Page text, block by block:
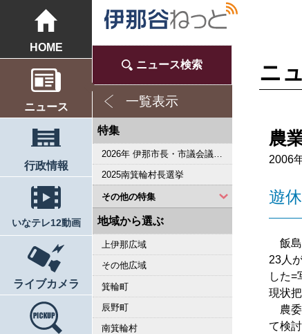
HOME
ニュース
行政情報
いなテレ12動画
ライブカメラ
ニュース検索
一覧表示
特集
2026年 伊那市長・市議会議員選挙
2025南箕輪村長選挙
その他の特集
2023県議会議員選挙
2022箕輪町長選挙
2019県議会議員選挙
2018伊那市長選・市議選
桜シリーズ2018
桜シリーズ2017
2015県議会議員選挙
2014箕輪町長選挙
2014伊那市長選・市議選
桜シリーズ2014
カメラリポート
上伊那 医師不足問題
新ごみ中間処理施設
伊那市長・市議選
朝の学舎
記者室
伊那谷1年365人
輝く経営者～その後
花ロマン
伝承 上伊那の50年
駒ヶ根市長選挙
2007年 県議会議員選挙
権兵衛トンネル開通1周年
豪雨被害
新伊那市誕生へ
伊那谷 耐震強度偽装問題
2005年衆院選
その他
地域から選ぶ
上伊那広域
その他広域
箕輪町
辰野町
南箕輪村
ニ
農
2006
遊
飯島
23人
した=
現状把
農委
て検